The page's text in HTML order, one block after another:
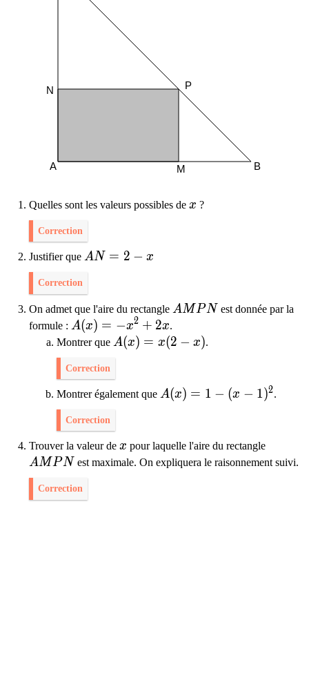
Quelles sont les valeurs possibles de x
x ?
Correction
Justifier que AN=2-x
AN = 2 − x
Correction
On admet que l'aire du rectangle A M P N
A M PN est donnée par la
formule : A(x)=-x^{2}+2 x
A(x) = −x2 + 2x.
Montrer que A(x)=x(2-x)
A(x) = x(2 − x).
Correction
Montrer également que A(x)=1-(x-1)^{2}
A(x) = 1 − (x − 1)2.
Correction
Trouver la valeur de x
x pour laquelle l'aire du rectangle
A M P N
AMPN est maximale. On expliquera le raisonnement suivi.
Correction